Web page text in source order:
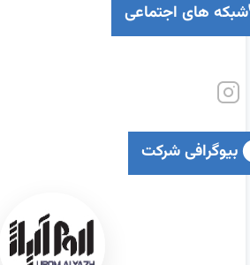
شبکه های اجتماعی
بیوگرافی شرکت